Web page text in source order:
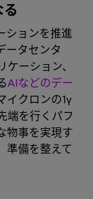
る
ションを推進
ータセンタ
ーション、
AIなどのデー
イクロンの1γ
端を行くパフ
物事を実現す
準備を整えて